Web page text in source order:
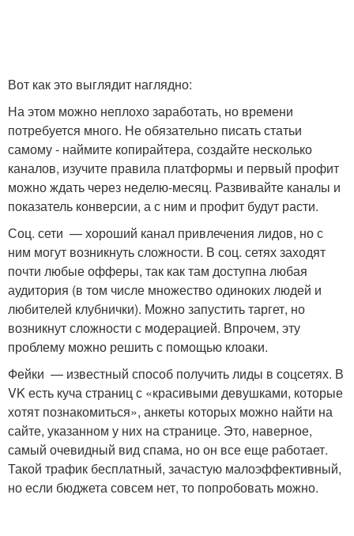
Вот как это выглядит наглядно:
На этом можно неплохо заработать, но времени
потребуется много. Не обязательно писать статьи
самому - наймите копирайтера, создайте несколько
каналов, изучите правила платформы и первый профит
можно ждать через неделю-месяц. Развивайте каналы и
показатель конверсии, а с ним и профит будут расти.
Соц. сети — хороший канал привлечения лидов, но с
ним могут возникнуть сложности. В соц. сетях заходят
почти любые офферы, так как там доступна любая
аудитория (в том числе множество одиноких людей и
любителей клубнички). Можно запустить таргет, но
возникнут сложности с модерацией. Впрочем, эту
проблему можно решить с помощью клоаки.
Фейки — известный способ получить лиды в соцсетях. В
VK есть куча страниц с «красивыми девушками, которые
хотят познакомиться», анкеты которых можно найти на
сайте, указанном у них на странице. Это, наверное,
самый очевидный вид спама, но он все еще работает.
Такой трафик бесплатный, зачастую малоэффективный,
но если бюджета совсем нет, то попробовать можно.